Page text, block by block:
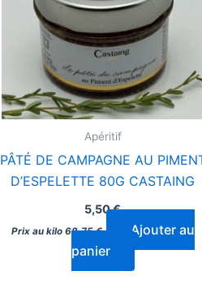
Apéritif
PÂTÉ DE CAMPAGNE AU
D’ESPELETTE 80G CASTAING
5,50€
Prix au kilo 68,75€
Ajouter au
panier